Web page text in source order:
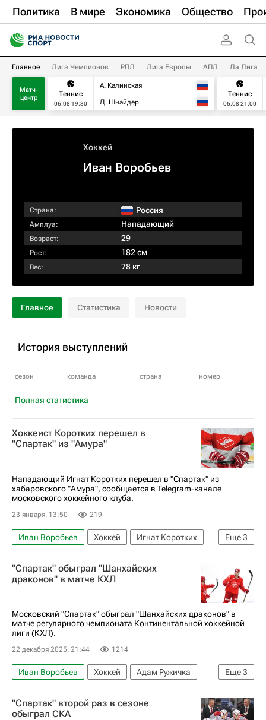
Политика В мире Экономика Общество
Главное Лига Чемпионов РПЛ Лига Европы АПЛ Ла Лига
Матч-
центр
Теннис
06.08 19:30
А. Калинская
Д. Шнайдер
Теннис
06.08 21:00
Хоккей
Иван Воробьев
Страна: Россия
Амплуа: Нападающий
Возраст: 29
Рост: 182 см
Вес: 78 кг
Главное Статистика Новости
История выступлений
сезон команда страна номер
Полная статистика
Хоккеист Коротких перешел в
"Спартак" из "Амура"
Нападающий Игнат Коротких перешел в "Спартак" из
хабаровского "Амура", сообщается в Telegram-канале
московского хоккейного клуба.
23 января, 13:50 219
Еще3
Иван Воробьев Хоккей
Игнат Коротких
Амур
Витязь КХЛ 2025-2026
"Спартак" обыграл "Шанхайских
драконов" в матче КХЛ
Московский "Спартак" обыграл "Шанхайских драконов" в
матче регулярного чемпионата Континентальной хоккейной
лиги (КХЛ).
22 декабря 2025, 21:44 1214
Еще3
Иван Воробьев Хоккей
Адам Ружичка
Шанхайские драконы
КХЛ 2025-2026
Спенсер Фу
"Спартак" второй раз в сезоне
обыграл СКА